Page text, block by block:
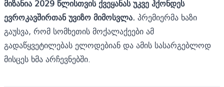
მიზანია 2029 წლისთვის ქვეყანას უკვე ჰქონდეს
ევროკავშირთან უვიზო მიმოსვლა. პრემიერმა ხაზი
გაუსვა, რომ სომხეთის მოქალაქეები ამ
გადაწყვეტილებას ელოდებიან და ამის სასარგებლოდ
მისცეს ხმა არჩევნებში.